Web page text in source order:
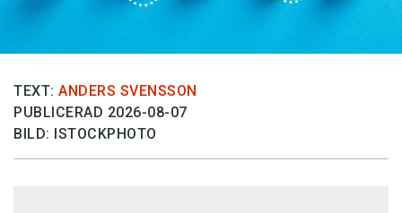
TEXT: ANDERS SVENSSON
PUBLICERAD 2026-08-07
BILD: ISTOCKPHOTO